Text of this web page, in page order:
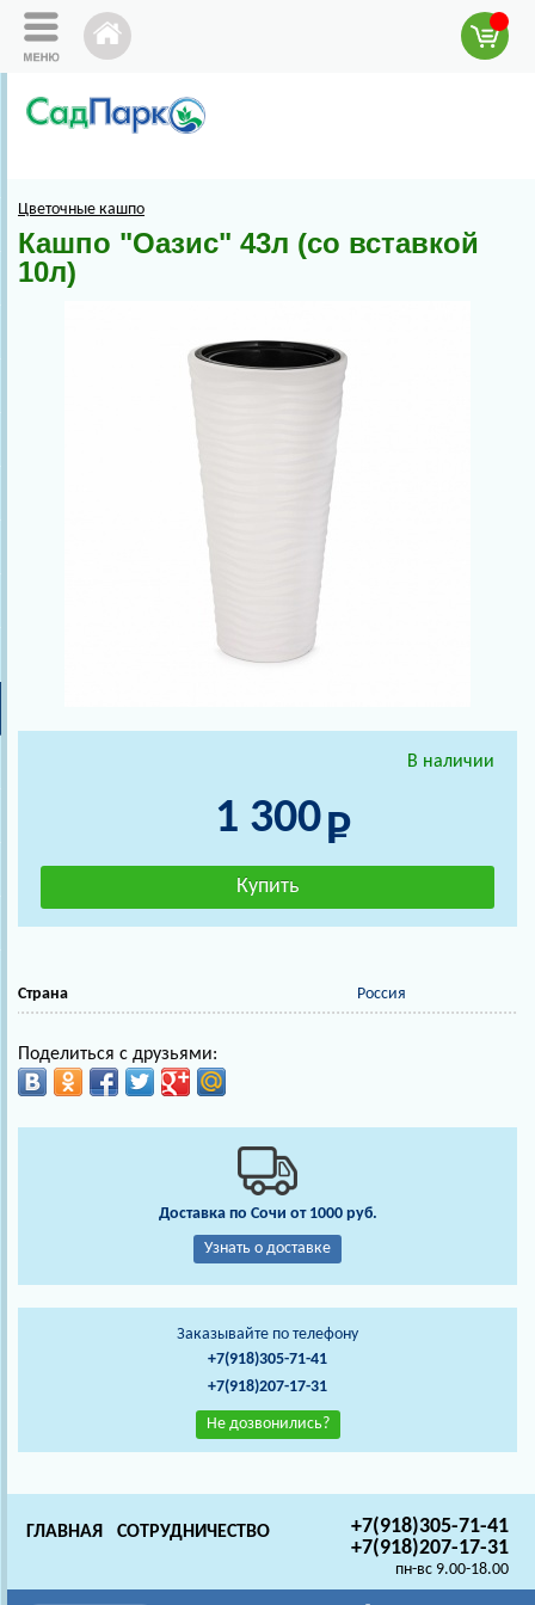
Цветочные кашпо
Кашпо "Оазис" 43л (со вставкой
10л)
В наличии
1 300
Страна Россия
Поделиться с друзьями:
Доставка по Сочи от 1000 руб.
Узнать о доставке
Заказывайте по телефону
+7(918)305-71-41
+7(918)207-17-31
Не дозвонились?
+7(918)305-71-41
+7(918)207-17-31
пн-вс 9.00-18.00
ГЛАВНАЯ СОТРУДНИЧЕСТВО